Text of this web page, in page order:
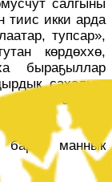
салгыны
тиис икки арда
тупсар»,
көрдөххө,
быраҕыллар
сахалыы
олоххо
баран маннык